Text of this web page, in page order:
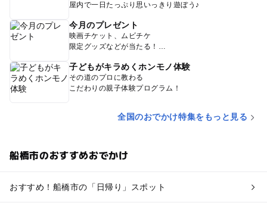
屋内で一日たっぷり思いっきり遊ぼう♪
今月のプレゼント
映画チケット、ムビチケ
限定グッズなどが当たる！
子どもがキラめくホンモノ体験
その道のプロに教わる
こだわりの親子体験プログラム！
全国のおでかけ特集をもっと見る
船橋市のおすすめおでかけ
おすすめ！船橋市の「日帰り」スポット